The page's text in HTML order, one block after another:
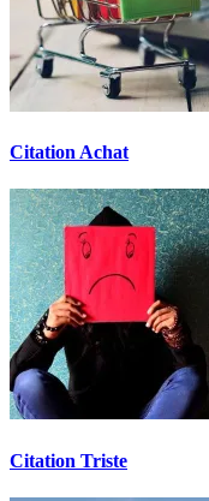
Citation Achat
Citation Triste